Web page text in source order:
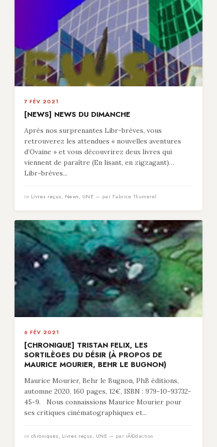
7 FÉV 2021
[NEWS] NEWS DU DIMANCHE
Après nos surprenantes Libr-brèves, vous
retrouverez les attendues « nouvelles aventures
d’Ovaine » et vous découvrirez deux livres qui
viennent de paraître (En lisant, en zigzagant)…
Libr-brèves...
in Livres reçus, News, UNE — par Fabrice Thumerel
6 FÉV 2021
[CHRONIQUE] TRISTAN FELIX, LES
SORTILÈGES DU DÉSIR (À PROPOS DE
MAURICE MOURIER, BEHR LE BUGNON)
Maurice Mourier, Behr le Bugnon, PhB éditions,
automne 2020, 160 pages, 12€, ISBN : 979-10-93732-
45-9. Nous connaissions Maurice Mourier pour
ses critiques cinématographiques et...
in chroniques, Livres reçus, UNE — par rÃ©daction